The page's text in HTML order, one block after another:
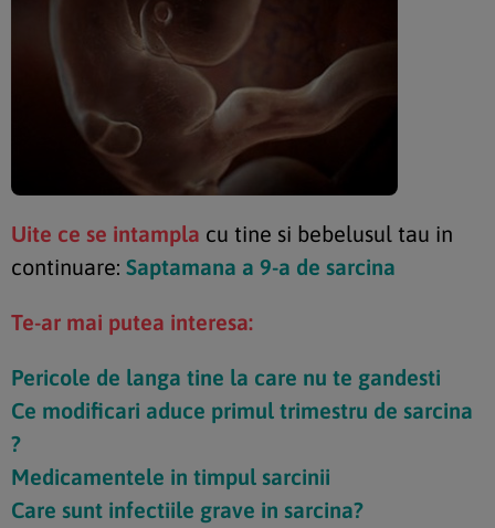
Uite ce se intampla cu tine si bebelusul tau in
continuare: Saptamana a 9-a de sarcina
Te-ar mai putea interesa:
Pericole de langa tine la care nu te gandesti
Ce modificari aduce primul trimestru de sarcina
?
Medicamentele in timpul sarcinii
Care sunt infectiile grave in sarcina?